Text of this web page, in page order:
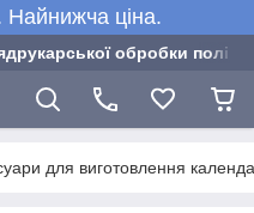
Найнижча ціна.
обробки
для виготовлення